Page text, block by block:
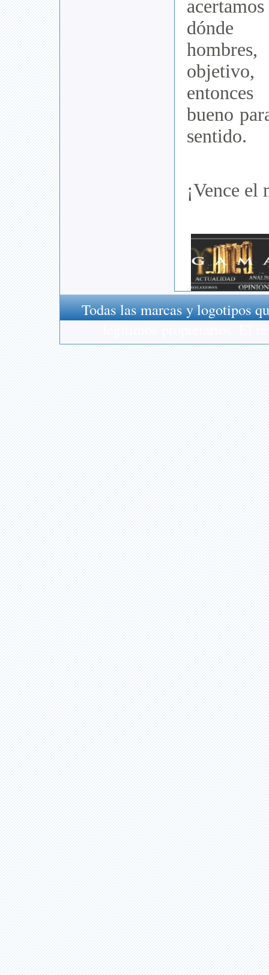
dónde
bueno
sentido.
¡Vence
Todas las marcas y logotipos